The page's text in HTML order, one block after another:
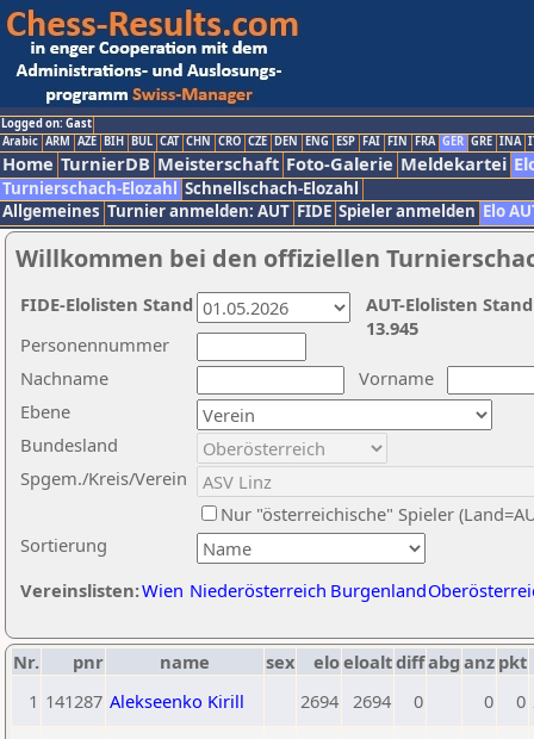
Logged on: Gast
Arabic ARM AZE BIH BUL CAT CHN CRO CZE DEN ENG ESP FAI FIN FRA GER GRE INA
Home TurnierDB Meisterschaft Foto-Galerie Meldekartei
Turnierschach-Elozahl Schnellschach-Elozahl
Allgemeines Turnier anmelden: AUT FIDE Spieler anmelden Elo
Willkommen bei den offiziellen
Nachname
Vorname
Ebene
Sortierung
Personennummer
Bundesland
Spgem./Kreis/Verein
Nur "österreichische" Spieler
Vereinslisten:Wien Niederösterreich Burgenland
AUT-Elolisten
13.945
FIDE-Elolisten Stand
Nr. pnr name sex eloeloaltdiffabg anz pkt
1 141287 Alekseenko Kirill 2694 2694 0 0 0